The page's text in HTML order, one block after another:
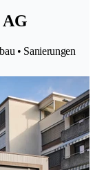
AG
• Sanierungen